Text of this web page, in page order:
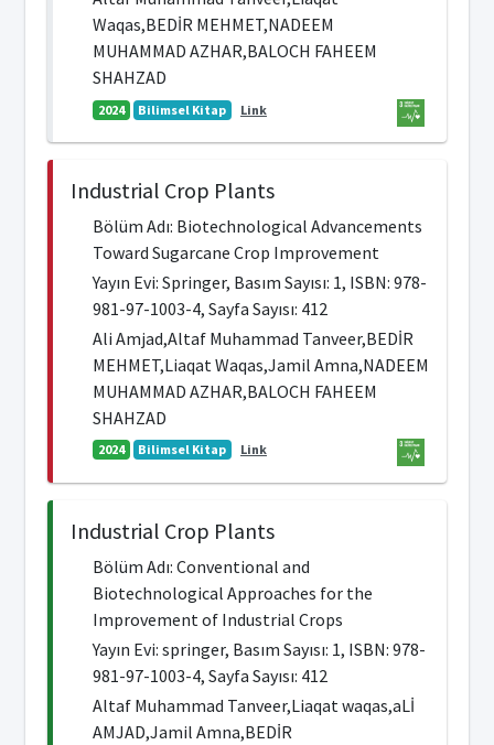
Waqas,BEDİR MEHMET,NADEEM
MUHAMMAD AZHAR,BALOCH FAHEEM
SHAHZAD
2024 Bilimsel Kitap Link
Industrial Crop Plants
Bölüm Adı: Biotechnological Advancements
Toward Sugarcane Crop Improvement
Yayın Evi: Springer, Basım Sayısı: 1, ISBN: 978-
981-97-1003-4, Sayfa Sayısı: 412
Ali Amjad,Altaf Muhammad Tanveer,BEDİR
MEHMET,Liaqat Waqas,Jamil Amna,NADEEM
MUHAMMAD AZHAR,BALOCH FAHEEM
SHAHZAD
2024 Bilimsel Kitap Link
Industrial Crop Plants
Bölüm Adı: Conventional and
Biotechnological Approaches for the
Improvement of Industrial Crops
Yayın Evi: springer, Basım Sayısı: 1, ISBN: 978-
981-97-1003-4, Sayfa Sayısı: 412
Altaf Muhammad Tanveer,Liaqat waqas,aLİ
AMJAD,Jamil Amna,BEDİR